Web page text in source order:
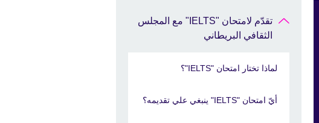
تقدّم لامتحان "IELTS" مع المجلس
الثقافي البريطاني
لماذا تختار امتحان "IELTS"؟
أيّ امتحان "IELTS" ينبغي علي تقديمه؟